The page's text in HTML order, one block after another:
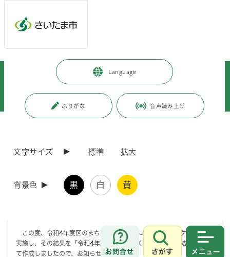
Language
ふりがな 音声読み上げ
文字サイズ 標準 拡大
背景色 黒 白 黄
お問合せ
さがす
市政情報 広報・報道 > 記者への情報提供
>
作成しました
（令和5年8月31日発表）「令和4年度区のまちづ
各区役所では、区の将来像の実現に向けて当該年度に実施する区及び
局の主な取組を「区のまちづくり」にまとめ、令和4年4月に区民の皆
この度、令和4年度区のまちづくりの実績について、アンケート等を
実施し、その結果を「令和4年度区のまちづくりアンケート結果」とし
て作成しましたので、お知らせします。